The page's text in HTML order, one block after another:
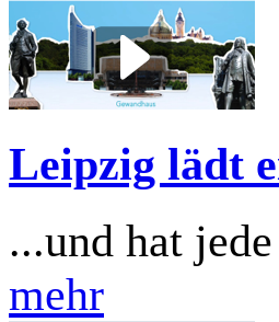
Leipzig lädt
...und hat
mehr